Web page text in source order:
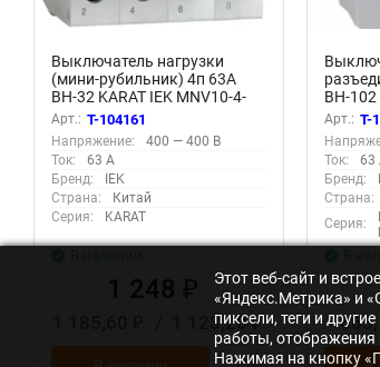
Выключатель нагрузки
(мини-рубильник) 4п 63А
ВН-32 KARAT IEK MNV10-4-
063
Арт.: T-104161
Напряжение:
400 — 400 В
Ток:
63 А
Бренд:
IEK
Страна:
Китай
Серия:
KARAT
1 123,20₽
ВН-102
Арт.: T-
Ток:
63
Бренд:
Страна:
Серия:
Этот веб-сайт и
«Яндекс.Метрика» и
пиксели, теги и
работы, отображения
Нажимая на кнопку